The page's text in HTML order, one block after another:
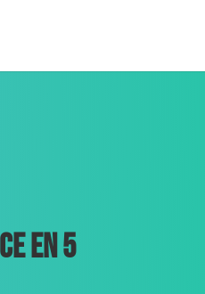
EN 5